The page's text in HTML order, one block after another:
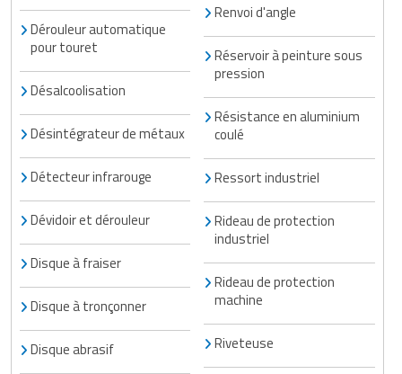
Dérouleur automatique
pour touret
Désalcoolisation
Désintégrateur de métaux
Détecteur infrarouge
Dévidoir et dérouleur
Disque à fraiser
Disque à tronçonner
Disque abrasif
Renvoi d'angle
Réservoir à peinture sous
pression
Résistance en aluminium
coulé
Ressort industriel
Rideau de protection
industriel
Rideau de protection
machine
Riveteuse